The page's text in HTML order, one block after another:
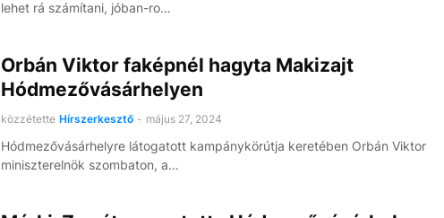
lehet rá számítani, jóban-ro…
Orbán Viktor faképnél hagyta Makizajt
Hódmezővásárhelyen
közzétette Hírszerkesztő - május 27, 2024
Hódmezővásárhelyre látogatott kampánykörútja keretében Orbán Viktor
miniszterelnök szombaton, a…